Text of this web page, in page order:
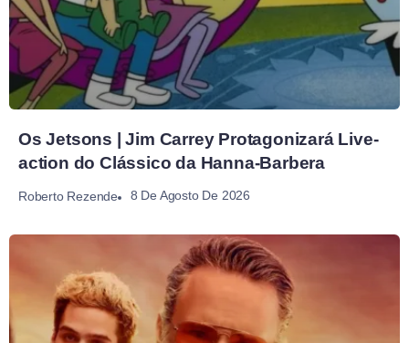
Os Jetsons | Jim Carrey Protagonizará Live-
action do Clássico da Hanna-Barbera
Roberto Rezende 8 De Agosto De 2026